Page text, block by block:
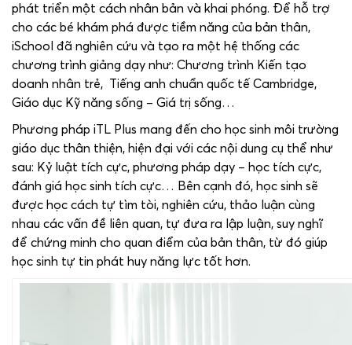
phát triển một cách nhân bản và khai phóng. Để hỗ trợ
cho các bé khám phá được tiềm năng của bản thân,
iSchool đã nghiên cứu và tạo ra một hệ thống các
chương trình giảng dạy như: Chương trình Kiến tạo
doanh nhân trẻ, Tiếng anh chuẩn quốc tế Cambridge,
Giáo dục Kỹ năng sống – Giá trị sống…
Phương pháp iTL Plus mang đến cho học sinh môi trường
giáo dục thân thiện, hiện đại với các nội dung cụ thể như
sau: Kỷ luật tích cực, phương pháp dạy – học tích cực,
đánh giá học sinh tích cực… Bên cạnh đó, học sinh sẽ
được học cách tự tìm tòi, nghiên cứu, thảo luận cùng
nhau các vấn đề liên quan, tự đưa ra lập luận, suy nghĩ
để chứng minh cho quan điểm của bản thân, từ đó giúp
học sinh tự tin phát huy năng lực tốt hơn.